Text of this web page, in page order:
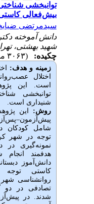
توانبخشی شناختی
بیش‌فعالی کاستی
سیدمرتضی
دانش آموخته
شهید بهشتی،
چکیده:
زمینه و هدف:
اختلال
است. این
توانبخشی
شنیداری است.
روش:این
شامل کودکان
توجه در شهر
نمونه‌گیری در
دانش‌آموز
کاستی توجه
روانشناسی شهر
تصادفی در دو
شدند. در